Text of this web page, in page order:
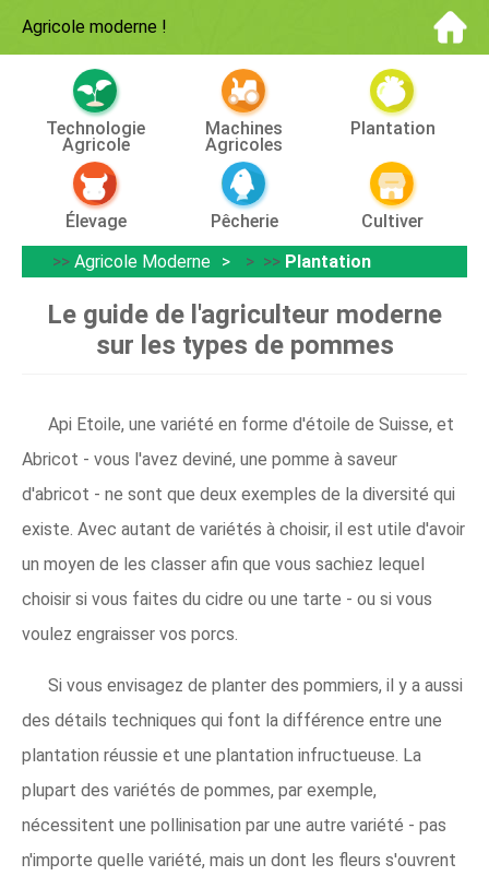
Agricole moderne !
Technologie
Agricole
Machines
Agricoles
Plantation
Élevage Pêcherie
Cultiver
>> Agricole Moderne > >> Plantation
Le guide de l'agriculteur moderne
sur les types de pommes
Api Etoile, une variété en forme d'étoile de Suisse, et
Abricot - vous l'avez deviné, une pomme à saveur
d'abricot - ne sont que deux exemples de la diversité qui
existe. Avec autant de variétés à choisir, il est utile d'avoir
un moyen de les classer afin que vous sachiez lequel
choisir si vous faites du cidre ou une tarte - ou si vous
voulez engraisser vos porcs.
Si vous envisagez de planter des pommiers, il y a aussi
des détails techniques qui font la différence entre une
plantation réussie et une plantation infructueuse. La
plupart des variétés de pommes, par exemple,
nécessitent une pollinisation par une autre variété - pas
n'importe quelle variété, mais un dont les fleurs s'ouvrent